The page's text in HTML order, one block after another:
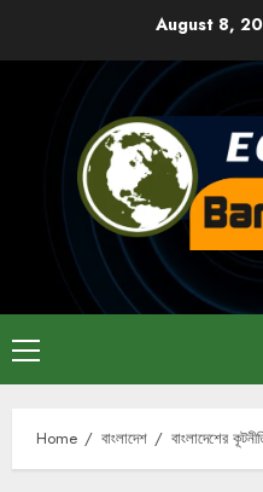
August 8,
Primary
Menu
Home বাংলাদেশ বাংলাদেশের